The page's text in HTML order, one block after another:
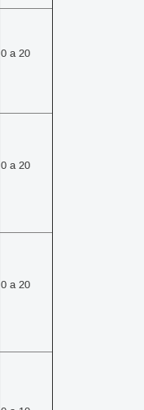
0 a 20
0 a 20
0 a 20